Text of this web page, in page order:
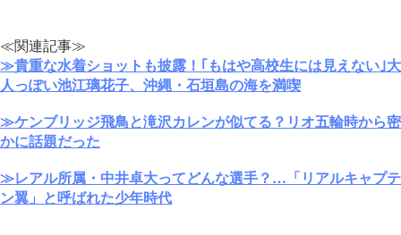
≪関連記事≫
≫貴重な水着ショットも披露！｢もはや高校生には見えない｣大
人っぽい池江璃花子、沖縄・石垣島の海を満喫
≫ケンブリッジ飛鳥と滝沢カレンが似てる？リオ五輪時から密
かに話題だった
≫レアル所属・中井卓大ってどんな選手？…「リアルキャプテ
ン翼」と呼ばれた少年時代